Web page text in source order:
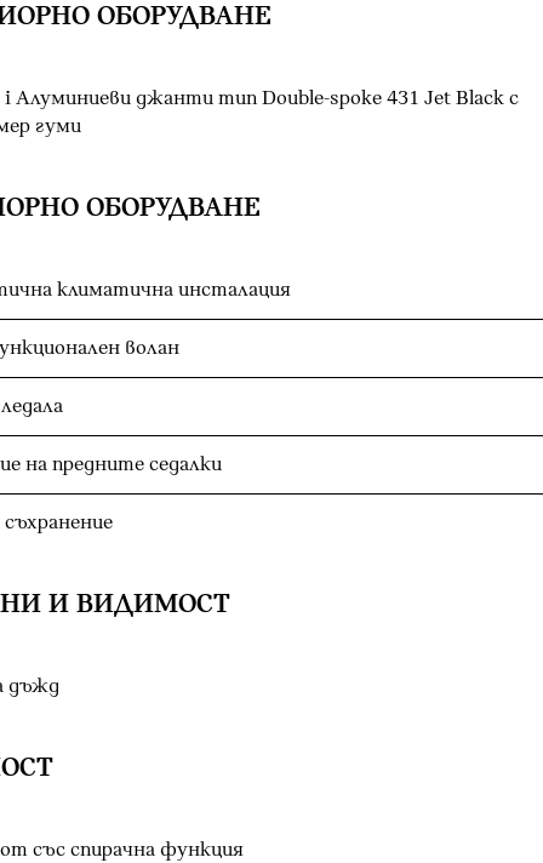
ОБОРУДВАНЕ
i Алуминиеви джанти тип Double-spoke 431 Jet Black с
гуми
ОБОРУДВАНЕ
климатична инсталация
волан
на предните седалки
И ВИДИМОСТ
дъжд
със спирачна функция